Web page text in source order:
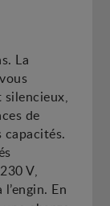
La
silencieux,
de
V,
En